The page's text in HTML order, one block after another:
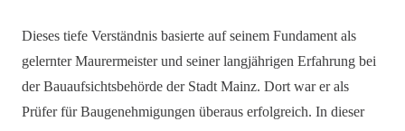
Dieses tiefe Verständnis basierte auf seinem Fundament als
gelernter Maurermeister und seiner langjährigen Erfahrung bei
der Bauaufsichtsbehörde der Stadt Mainz. Dort war er als
Prüfer für Baugenehmigungen überaus erfolgreich. In dieser